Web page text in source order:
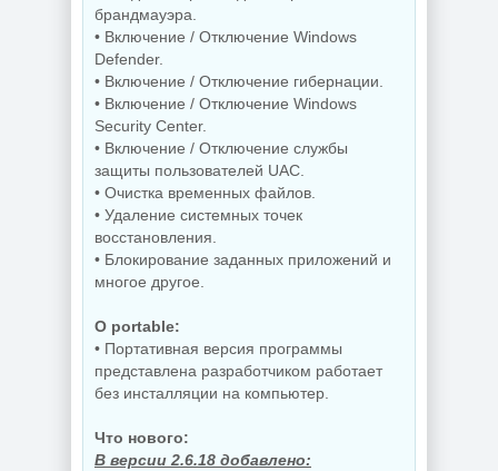
брандмауэра.
• Включение / Отключение Windows
Defender.
• Включение / Отключение гибернации.
• Включение / Отключение Windows
Security Center.
• Включение / Отключение службы
защиты пользователей UAC.
• Очистка временных файлов.
• Удаление системных точек
восстановления.
• Блокирование заданных приложений и
многое другое.
O portable:
• Портативная версия программы
представлена разработчиком работает
без инсталляции на компьютер.
Что нового:
В версии 2.6.18 добавлено: